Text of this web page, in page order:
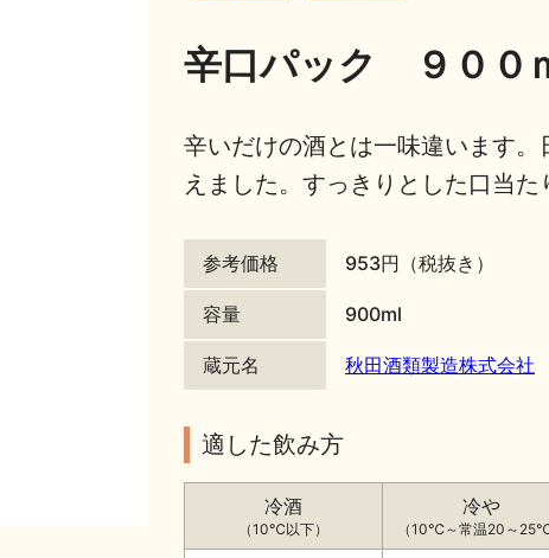
辛口パック ９００
辛いだけの酒とは一味違います
えました。すっきりとした口当
参考価格 953円（税抜き）
容量 900ml
蔵元名 秋田酒類製造株式会社
適した飲み方
冷酒
（10℃以下）
冷や
（10℃～常温20～